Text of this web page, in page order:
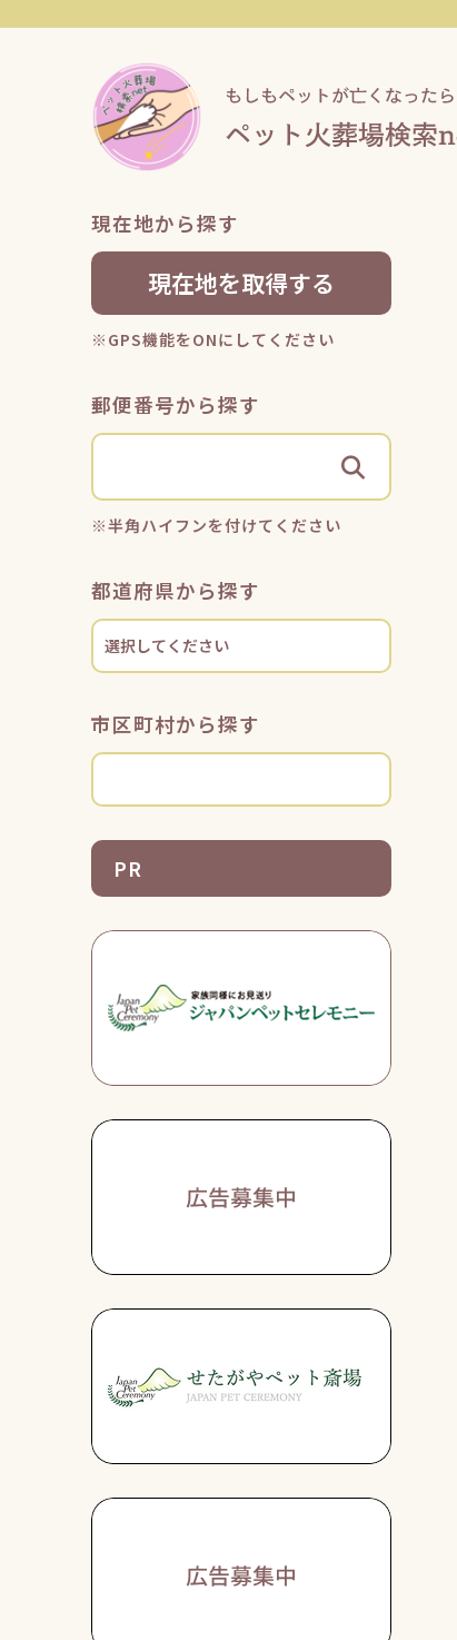
現在地から探す
現在地を取得する
※GPS機能をONにしてください
郵便番号から探す
※半角ハイフンを付けてください
都道府県から探す
市区町村から探す
PR